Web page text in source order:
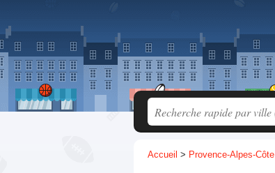
Accueil > Provence-Alpes-